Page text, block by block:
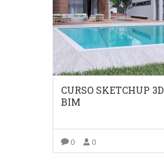
CURSO SKETCHUP 3D
BIM
0 0